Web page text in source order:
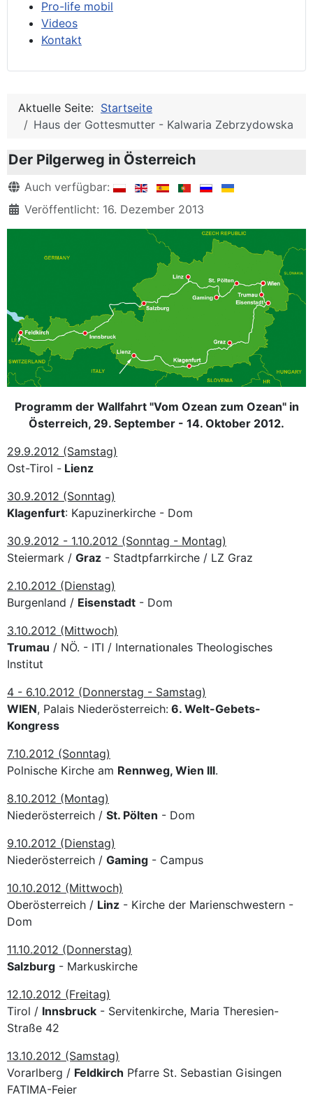
Pro-life mobil
Videos
Kontakt
Aktuelle Seite: Startseite
Haus der Gottesmutter - Kalwaria Zebrzydowska
Der Pilgerweg in Österreich
DetailsAuch verfügbar:
Veröffentlicht: 16. Dezember 2013
Programm der Wallfahrt "Vom Ozean zum Ozean" in
Österreich, 29. September - 14. Oktober 2012.
29.9.2012 (Samstag)
Ost-Tirol - Lienz
30.9.2012 (Sonntag)
Klagenfurt: Kapuzinerkirche - Dom
30.9.2012 - 1.10.2012 (Sonntag - Montag)
Steiermark / Graz - Stadtpfarrkirche / LZ Graz
2.10.2012 (Dienstag)
Burgenland / Eisenstadt - Dom
3.10.2012 (Mittwoch)
Trumau / NÖ. - ITI / Internationales Theologisches
Institut
4 - 6.10.2012 (Donnerstag - Samstag)
WIEN, Palais Niederösterreich: 6. Welt-Gebets-
Kongress
7.10.2012 (Sonntag)
Polnische Kirche am Rennweg, Wien III.
8.10.2012 (Montag)
Niederösterreich / St. Pölten - Dom
9.10.2012 (Dienstag)
Niederösterreich / Gaming - Campus
10.10.2012 (Mittwoch)
Oberösterreich / Linz - Kirche der Marienschwestern -
Dom
11.10.2012 (Donnerstag)
Salzburg - Markuskirche
12.10.2012 (Freitag)
Tirol / Innsbruck - Servitenkirche, Maria Theresien-
Straße 42
13.10.2012 (Samstag)
Vorarlberg / Feldkirch Pfarre St. Sebastian Gisingen
FATIMA-Feier